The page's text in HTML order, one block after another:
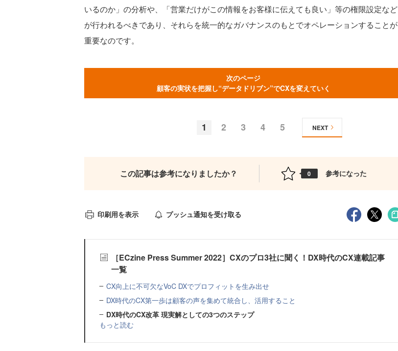
いるのか」の分析や、「営業だけがこの情報をお客様に伝えても良い」等の権限設定など
が行われるべきであり、それらを統一的なガバナンスのもとでオペレーションすることが
重要なのです。
次のページ
顧客の実状を把握し“データドリブン”でCXを変えていく
1 2 3 4 5 NEXT
この記事は参考になりましたか？ 0 参考になった
印刷用を表示 プッシュ通知を受け取る
［ECzine Press Summer 2022］CXのプロ3社に聞く！DX時代のCX連載記事
一覧
CX向上に不可欠なVoC DXでプロフィットを生み出せ
DX時代のCX第一歩は顧客の声を集めて統合し、活用すること
DX時代のCX改革 現実解としての3つのステップ
もっと読む